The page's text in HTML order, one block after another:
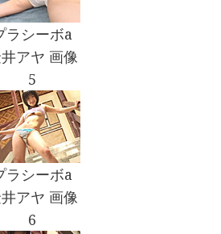
ラシーボa
アヤ 画像
5
ラシーボa
アヤ 画像
6